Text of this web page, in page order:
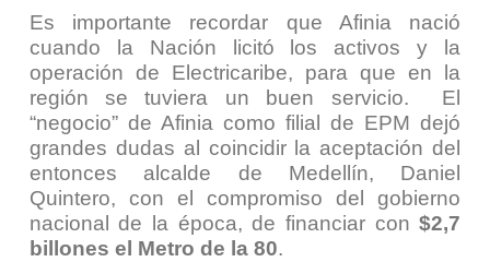
Es importante recordar que Afinia nació
cuando la Nación licitó los activos y la
operación de Electricaribe, para que en la
región se tuviera un buen servicio. El
“negocio” de Afinia como filial de EPM dejó
grandes dudas al coincidir la aceptación del
entonces alcalde de Medellín, Daniel
Quintero, con el compromiso del gobierno
nacional de la época, de financiar con$2,7
billones el Metro de la 80.